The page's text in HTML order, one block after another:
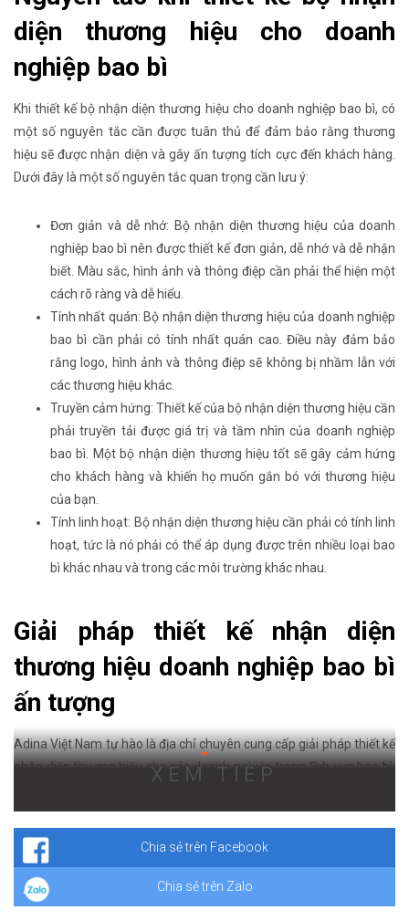
diện thương hiệu cho doanh
nghiệp bao bì
Khi thiết kế bộ nhận diện thương hiệu cho doanh nghiệp bao bì, có
một số nguyên tắc cần được tuân thủ để đảm bảo rằng thương
hiệu sẽ được nhận diện và gây ấn tượng tích cực đến khách hàng.
Dưới đây là một số nguyên tắc quan trọng cần lưu ý:
Đơn giản và dễ nhớ: Bộ nhận diện thương hiệu của doanh
nghiệp bao bì nên được thiết kế đơn giản, dễ nhớ và dễ nhận
biết. Màu sắc, hình ảnh và thông điệp cần phải thể hiện một
cách rõ ràng và dễ hiểu.
Tính nhất quán: Bộ nhận diện thương hiệu của doanh nghiệp
bao bì cần phải có tính nhất quán cao. Điều này đảm bảo
rằng logo, hình ảnh và thông điệp sẽ không bị nhầm lẫn với
các thương hiệu khác.
Truyền cảm hứng: Thiết kế của bộ nhận diện thương hiệu cần
phải truyền tải được giá trị và tầm nhìn của doanh nghiệp
bao bì. Một bộ nhận diện thương hiệu tốt sẽ gây cảm hứng
cho khách hàng và khiến họ muốn gắn bó với thương hiệu
của bạn.
Tính linh hoạt: Bộ nhận diện thương hiệu cần phải có tính linh
hoạt, tức là nó phải có thể áp dụng được trên nhiều loại bao
bì khác nhau và trong các môi trường khác nhau.
Giải pháp thiết kế nhận diện
thương hiệu doanh nghiệp bao bì
ấn tượng
Adina Việt Nam tự hào là địa chỉ chuyên cung cấp giải pháp thiết kế
nhận diện thương hiệu cho các doanh nghiệp trong lĩnh vực bao bì.
đến cho khách hàng những yếu tố nhận diện phù hợp nhất để giúp
nâng cao giá trị thương hiệu.
XEM TIẾP
Chia sẻ trên Facebook
Chia sẻ trên Zalo